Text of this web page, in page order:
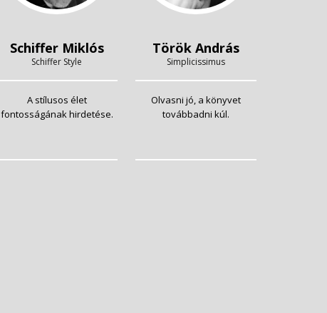
Schiffer Miklós
Schiffer Style
A stílusos élet
fontosságának hirdetése.
Török András
Simplicissimus
Olvasni jó, a könyvet
továbbadni kúl.